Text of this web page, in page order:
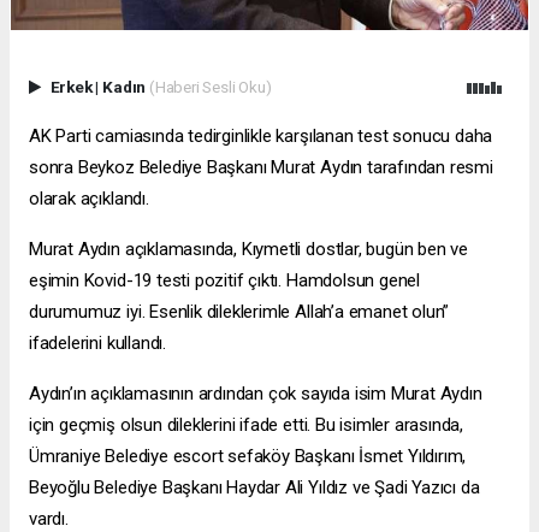
Erkek| Kadın (Haberi Sesli Oku)
AK Parti camiasında tedirginlikle karşılanan test sonucu daha
sonra Beykoz Belediye Başkanı Murat Aydın tarafından resmi
olarak açıklandı.
Murat Aydın açıklamasında, Kıymetli dostlar, bugün ben ve
eşimin Kovid-19 testi pozitif çıktı. Hamdolsun genel
durumumuz iyi. Esenlik dileklerimle Allah’a emanet olun”
ifadelerini kullandı.
Aydın’ın açıklamasının ardından çok sayıda isim Murat Aydın
için geçmiş olsun dileklerini ifade etti. Bu isimler arasında,
Ümraniye Belediye escort sefaköyBaşkanı İsmet Yıldırım,
Beyoğlu Belediye Başkanı Haydar Ali Yıldız ve Şadi Yazıcı da
vardı.